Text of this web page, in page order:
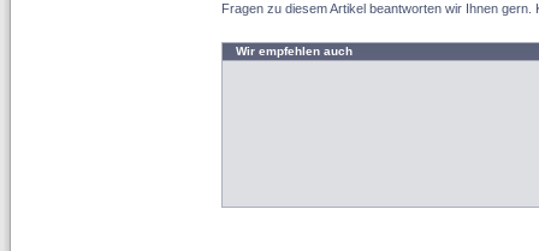
Fragen zu diesem Artikel beantworten wir Ihnen gern.
Wir empfehlen auch